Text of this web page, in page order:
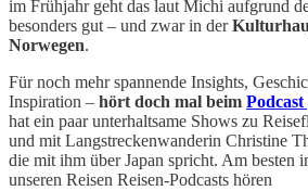
im Frühjahr geht das laut Michi aufgrund
besonders gut – und zwar in der
Norwegen.
Für noch mehr spannende Insights,
Inspiration – hört doch mal beim
hat ein paar unterhaltsame Shows zu
und mit Langstreckenwanderin Christine
die mit ihm über Japan spricht. Am besten
unseren Reisen Reisen-Podcasts hören